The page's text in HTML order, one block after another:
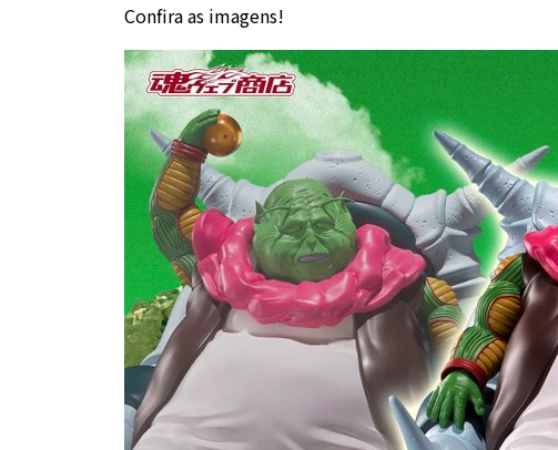
Confira as imagens!